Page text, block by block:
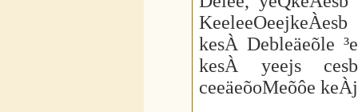
kesÀ Debleäeõle
kesÀ yeejs cesb
ceeäeõoMeõôe